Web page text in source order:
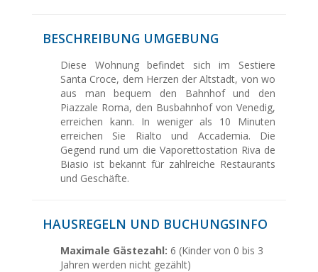
BESCHREIBUNG UMGEBUNG
Diese Wohnung befindet sich im Sestiere
Santa Croce, dem Herzen der Altstadt, von wo
aus man bequem den Bahnhof und den
Piazzale Roma, den Busbahnhof von Venedig,
erreichen kann. In weniger als 10 Minuten
erreichen Sie Rialto und Accademia. Die
Gegend rund um die Vaporettostation Riva de
Biasio ist bekannt für zahlreiche Restaurants
und Geschäfte.
HAUSREGELN UND BUCHUNGSINFO
Maximale Gästezahl: 6 (Kinder von 0 bis 3
Jahren werden nicht gezählt)